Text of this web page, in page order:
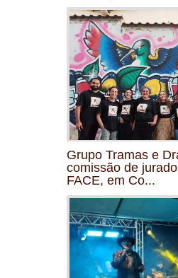
Grupo Tramas e
comissão de
FACE, em Co...